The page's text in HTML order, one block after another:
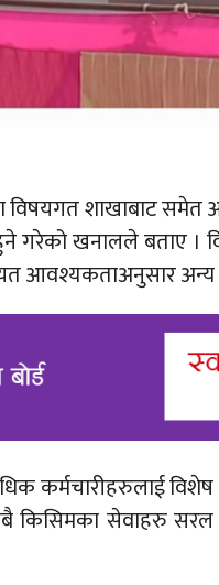
विषयगत शाखाबाट समेत
गरेको खनालले बताए ।
आवश्यकताअनुसार अन्य
कर्मचारीहरुलाई
किसिमका सेवाहरु सरल